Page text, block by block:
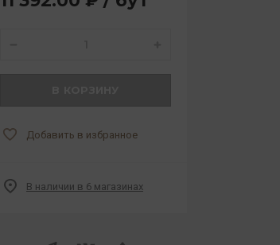
Добавить в избранное
В наличии в 6 магазинах